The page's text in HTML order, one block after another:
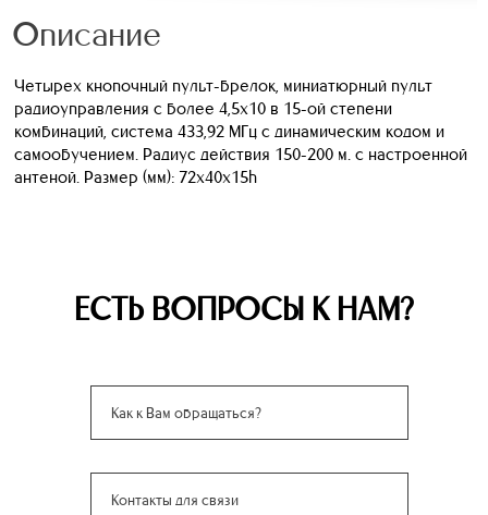
Описание
Четырех кнопочный пульт-брелок, миниатюрный пульт
радиоуправления с более 4,5х10 в 15-ой степени
комбинаций, система 433,92 МГц с динамическим кодом и
самообучением. Радиус действия 150-200 м. с настроенной
антеной. Размер (мм): 72х40х15h
ЕСТЬ ВОПРОСЫ К НАМ?